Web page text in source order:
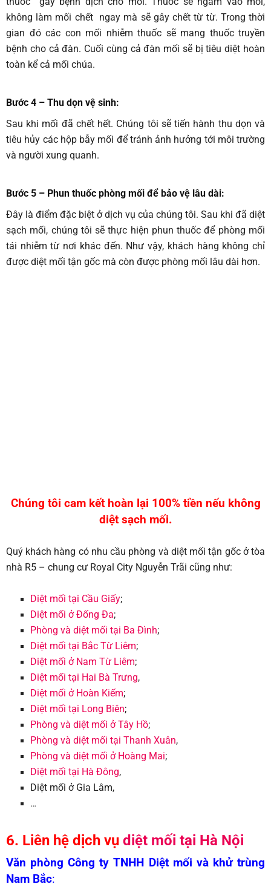
không làm mối chết ngay mà sẽ gây chết từ từ. Trong thời
gian đó các con mối nhiễm thuốc sẽ mang thuốc truyền
bệnh cho cả đàn. Cuối cùng cả đàn mối sẽ bị tiêu diệt hoàn
toàn kể cả mối chúa.
Bước 4 – Thu dọn vệ sinh:
Sau khi mối đã chết hết. Chúng tôi sẽ tiến hành thu dọn và
tiêu hủy các hộp bẫy mối để tránh ảnh hưởng tới môi trường
và người xung quanh.
Bước 5 – Phun thuốc phòng mối để bảo vệ lâu dài:
Đây là điểm đặc biệt ở dịch vụ của chúng tôi. Sau khi đã diệt
sạch mối, chúng tôi sẽ thực hiện phun thuốc để phòng mối
tái nhiễm từ nơi khác đến. Như vậy, khách hàng không chỉ
được diệt mối tận gốc mà còn được phòng mối lâu dài hơn.
Chúng tôi cam kết hoàn lại 100% tiền nếu không
diệt sạch mối.
Quý khách hàng có nhu cầu phòng và diệt mối tận gốc ở tòa
nhà R5 – chung cư Royal City Nguyễn Trãi cũng như:
Diệt mối tại Cầu Giấy;
Diệt mối ở Đống Đa;
Phòng và diệt mối tại Ba Đình;
Diệt mối tại Bắc Từ Liêm;
Diệt mối ở Nam Từ Liêm;
Diệt mối tại Hai Bà Trưng,
Diệt mối ở Hoàn Kiếm;
Diệt mối tại Long Biên;
Phòng và diệt mối ở Tây Hồ;
Phòng và diệt mối tại Thanh Xuân,
Phòng và diệt mối ở Hoàng Mai;
Diệt mối tại Hà Đông,
Diệt mối ở Gia Lâm,
…
6. Liên hệ dịch vụ diệt mối tại Hà Nội
Văn phòng Công ty TNHH Diệt mối và khử trùng
Nam Bắc: